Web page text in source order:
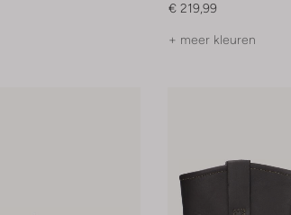
€ 219,99
+ meer kleuren